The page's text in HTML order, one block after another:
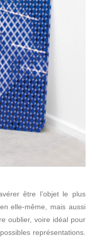
être l’objet le plus
elle-même, mais aussi
oublier, voire idéal pour
représentations.